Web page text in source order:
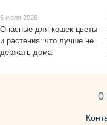
5 июля 2026
Опасные для кошек цветы
и растения: что лучше не
держать дома
0